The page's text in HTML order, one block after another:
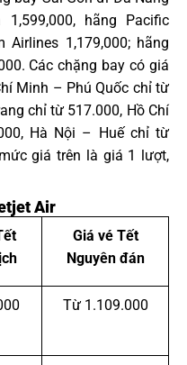
hãng Pacific
1,179,000; hãng
Các chặng bay có giá
Minh – Phú Quốc chỉ từ
chỉ từ 517.000, Hồ Chí
Hà Nội – Huế chỉ từ
giá trên là giá 1 lượt,
Air
Giá vé Tết
Nguyên đán
Từ 1.109.000